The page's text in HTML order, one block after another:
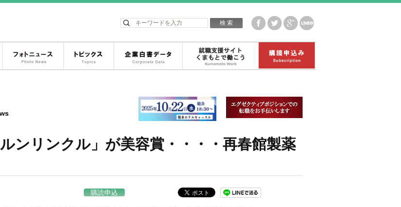
企業白書データ
ンリンクル」が美容賞・・・・再春館製薬
購読申込